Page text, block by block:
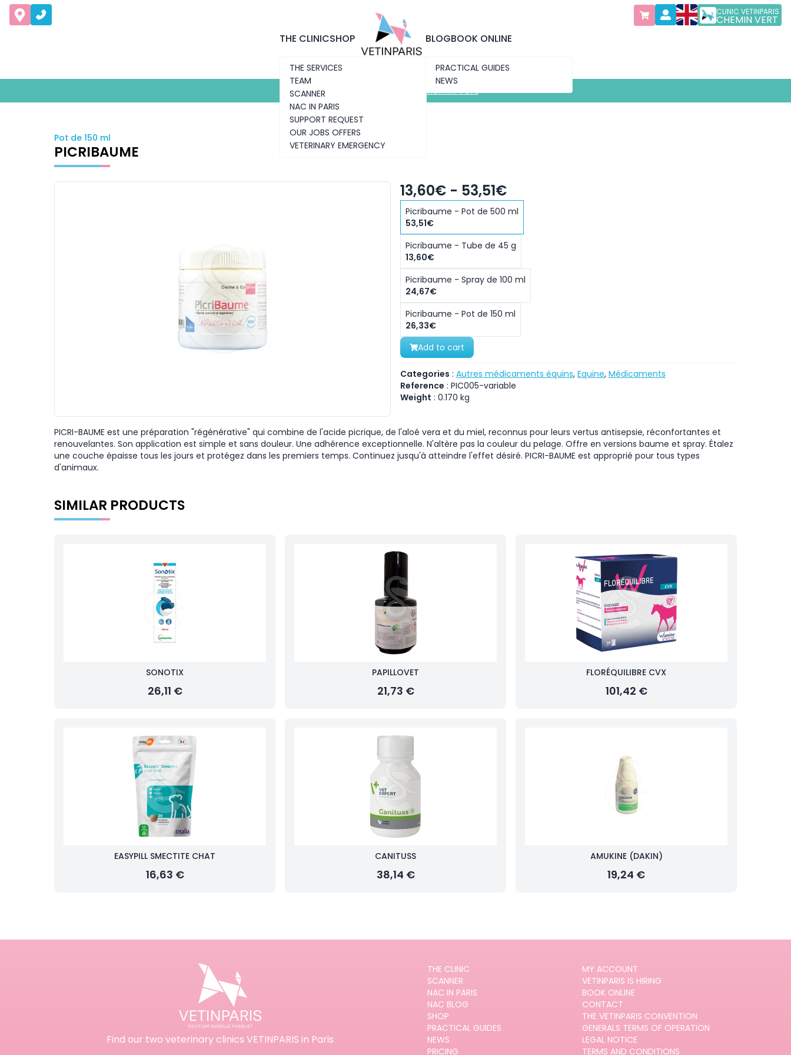
CLINIC VETINPARIS
CHEMIN VERT
THE CLINIC
THE SERVICES
TEAM
SCANNER
NAC IN PARIS
SUPPORT REQUEST
OUR JOBS OFFERS
VETERINARY EMERGENCY
SHOP BLOG
PRACTICAL GUIDES
NEWS
BOOK ONLINE
Discover the new clinic Chemin Vert
Discover the new clinic
Pot de 150 ml
PICRIBAUME
13,60€ - 53,51€
Picribaume - Pot de 500 ml
53,51€
Picribaume - Tube de 45 g
13,60€
Picribaume - Spray de 100 ml
24,67€
Picribaume - Pot de 150 ml
26,33€
Add to cart
Categories : Autres médicaments équins, Equine, Médicaments
Reference : PIC005-variable
Weight : 0.170 kg
PICRI-BAUME est une préparation "régénérative" qui combine de l'acide picrique, de l'aloé vera et du miel, reconnus pour leurs vertus antisepsie, réconfortantes et
renouvelantes. Son application est simple et sans douleur. Une adhérence exceptionnelle. N'altère pas la couleur du pelage. Offre en versions baume et spray. Étalez
une couche épaisse tous les jours et protégez dans les premiers temps. Continuez jusqu'à atteindre l'effet désiré. PICRI-BAUME est approprié pour tous types
d'animaux.
SIMILAR PRODUCTS
SONOTIX
26,11 €
PAPILLOVET
21,73 €
FLORÉQUILIBRE CVX
101,42 €
EASYPILL SMECTITE CHAT
16,63 €
CANITUSS
38,14 €
AMUKINE (DAKIN)
19,24 €
Find our two veterinary clinics VETINPARIS in Paris
THE CLINIC
SCANNER
NAC IN PARIS
NAC BLOG
SHOP
PRACTICAL GUIDES
NEWS
PRICING
MY ACCOUNT
VETINPARIS IS HIRING
BOOK ONLINE
CONTACT
THE VETINPARIS CONVENTION
GENERALS TERMS OF OPERATION
LEGAL NOTICE
TERMS AND CONDITIONS